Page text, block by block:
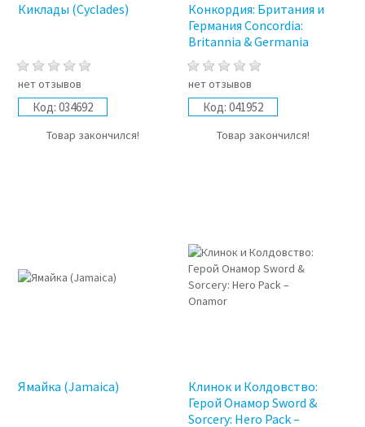
Киклады (Cyclades)
нет отзывов
Код: 034692
Товар закончился!
Конкордия: Британия и
Германия Concordia:
Britannia & Germania
нет отзывов
Код: 041952
Товар закончился!
Ямайка (Jamaica)
Клинок и Колдовство:
Герой Онамор Sword &
Sorcery: Hero Pack –